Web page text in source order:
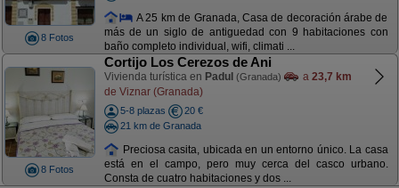
8 Fotos
A 25 km de Granada, Casa de decoración árabe de
más de un siglo de antiguedad con 9 habitaciones con
baño completo individual, wifi, climati ...
8 Fotos
Cortijo Los Cerezos de Ani
Vivienda turística en Padul (Granada) a 23,7 km
de Viznar (Granada)
5-8 plazas
20 €
21 km de Granada
Preciosa casita, ubicada en un entorno único. La casa
está en el campo, pero muy cerca del casco urbano.
Consta de cuatro habitaciones y dos ...